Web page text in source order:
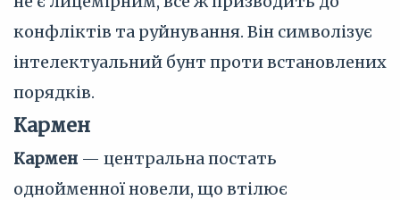
конфліктів та руйнування. Він символізує
інтелектуальний бунт проти встановлених
порядків.
Кармен
Кармен — центральна постать
однойменної новели, що втілює